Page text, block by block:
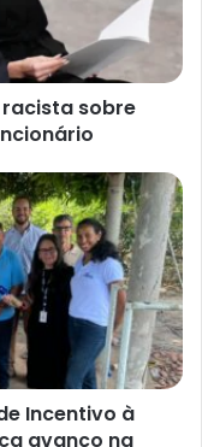
sobre
Incentivo à
avanço na